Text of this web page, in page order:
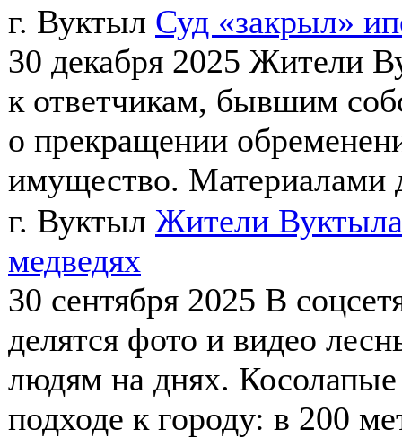
г. Вуктыл Суд «закрыл»
30 декабря 2025 Жители
к ответчикам, бывшим
о прекращении
имущество. Материалами
г. Вуктыл Жители
медведях
30 сентября 2025 В
делятся фото и видео
людям на днях.
подходе к городу: в 200